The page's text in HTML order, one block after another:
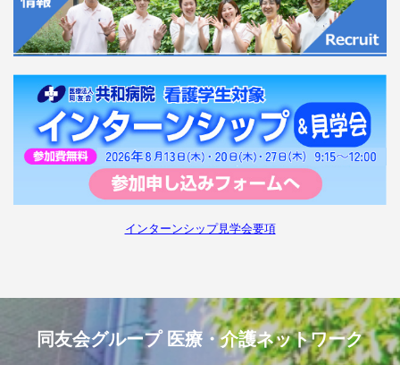
インターンシップ見学会要項
同友会グループ 医療・介護ネットワーク